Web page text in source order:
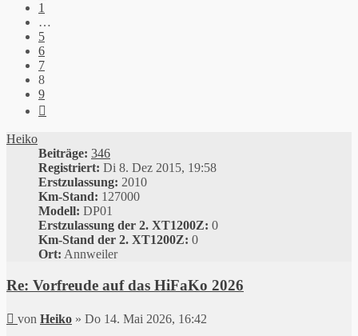
1
…
5
6
7
8
9
Heiko
Beiträge: 346
Registriert: Di 8. Dez 2015, 19:58
Erstzulassung: 2010
Km-Stand: 127000
Modell: DP01
Erstzulassung der 2. XT1200Z: 0
Km-Stand der 2. XT1200Z: 0
Ort: Annweiler
Re: Vorfreude auf das HiFaKo 2026
Beitrag
von Heiko » Do 14. Mai 2026, 16:42